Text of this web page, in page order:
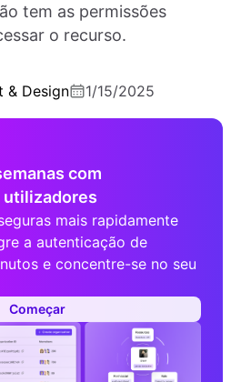
tem as permissões
o recurso.
& Design 1/15/2025
com
utilizadores
mais rapidamente
a autenticação de
e concentre-se no seu
Começar